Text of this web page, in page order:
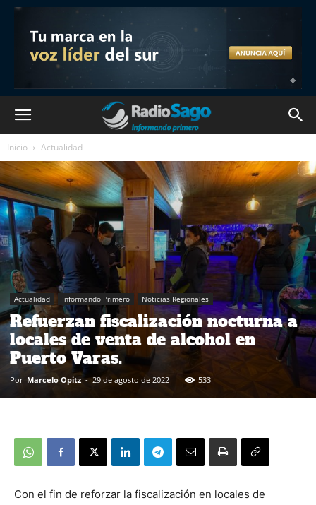
Inicio Actualidad
Actualidad Informando Primero Noticias Regionales
Refuerzan fiscalización nocturna a
locales de venta de alcohol en
Puerto Varas.
Por Marcelo Opitz - 29 de agosto de 2022 533
Con el fin de reforzar la fiscalización en locales de